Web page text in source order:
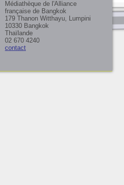
Médiathèque de l'Alliance
française de Bangkok
179 Thanon Witthayu, Lumpini
10330 Bangkok
Thaïlande
02 670 4240
contact